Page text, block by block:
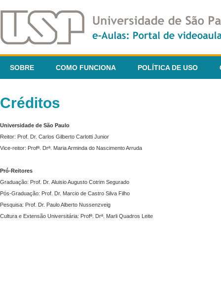
SOBRE COMO FUNCIONA POLÍTICA DE USO
Créditos
Universidade de São Paulo
Reitor: Prof. Dr. Carlos Gilberto Carlotti Junior
Vice-reitor: Profª. Drª. Maria Arminda do Nascimento Arruda
Pró-Reitores
Graduação: Prof. Dr. Aluisio Augusto Cotrim Segurado
Pós-Graduação: Prof. Dr. Marcio de Castro Silva Filho
Pesquisa: Prof. Dr. Paulo Alberto Nussenzveig
Cultura e Extensão Universitária: Profª. Drª. Marli Quadros Leite